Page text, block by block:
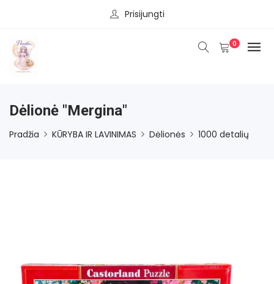
Prisijungti
0
Dėlionė "Mergina"
Pradžia KŪRYBA IR LAVINIMAS Dėlionės 1000 detalių